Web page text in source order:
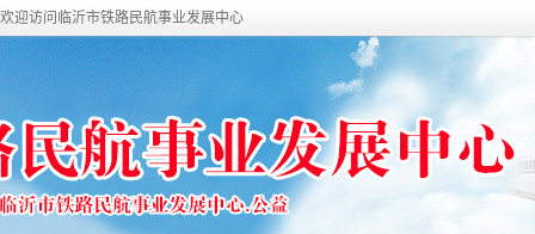
欢迎访问临沂市铁路民航事业发展中心